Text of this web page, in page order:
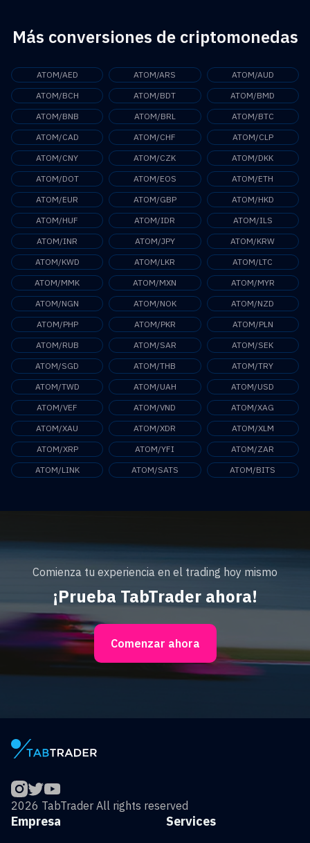
Más conversiones de criptomonedas
ATOM/AED ATOM/ARS
ATOM/AUD
ATOM/BCH
ATOM/BDT
ATOM/BMD
ATOM/BNB
ATOM/BRL
ATOM/BTC
ATOM/CAD
ATOM/CHF
ATOM/CLP
ATOM/CNY
ATOM/CZK
ATOM/DKK
ATOM/DOT
ATOM/EOS
ATOM/ETH
ATOM/EUR
ATOM/GBP
ATOM/HKD
ATOM/HUF
ATOM/IDR
ATOM/ILS
ATOM/INR
ATOM/JPY
ATOM/KRW
ATOM/KWD
ATOM/LKR
ATOM/LTC
ATOM/MMK
ATOM/MXN
ATOM/MYR
ATOM/NGN
ATOM/NOK
ATOM/NZD
ATOM/PHP
ATOM/PKR
ATOM/PLN
ATOM/RUB
ATOM/SAR
ATOM/SEK
ATOM/SGD
ATOM/THB
ATOM/TRY
ATOM/TWD
ATOM/UAH
ATOM/USD
ATOM/VEF
ATOM/VND
ATOM/XAG
ATOM/XAU
ATOM/XDR
ATOM/XLM
ATOM/XRP
ATOM/YFI
ATOM/ZAR
ATOM/LINK
ATOM/SATS ATOM/BITS
Comienza tu experiencia en el trading hoy mismo
¡Prueba TabTrader ahora!
Comenzar ahora
2026 TabTrader All rights reserved
Services
Empresa